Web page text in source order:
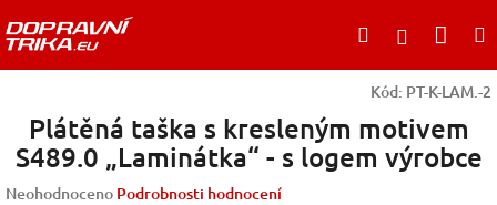
na
obsah
HledatPřihlášení
Kód: PT-K-LAM.-2
Plátěná taška s kresleným motivem
S489.0 „Laminátka“ - s logem výrobce
Průměrné
Neohodnoceno Podrobnosti hodnocení